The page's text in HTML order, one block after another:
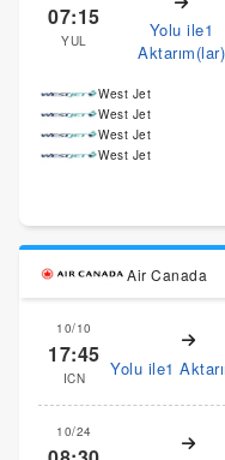
07:15
YUL
Yolu ile1
Aktarım(lar)
West Jet
West Jet
West Jet
West Jet
Air Canada
10/10
17:45
ICN Yolu ile1
10/24